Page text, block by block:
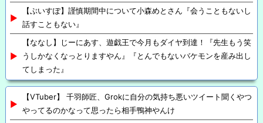
【ぶいすぽ】謹慎期間中について小森めとさん『会うこともないし
話すこともない』
【ななし】じーにあす、遊戯王で今月もダイヤ到達！『先生もう笑
うしかなくなっとりますやん』『とんでもないバケモンを産み出し
てしまった』
【VTuber】 千羽師匠、Grokに自分の気持ち悪いツイート聞くやつ
やってるのかなって思ったら相手鴨神やんけ